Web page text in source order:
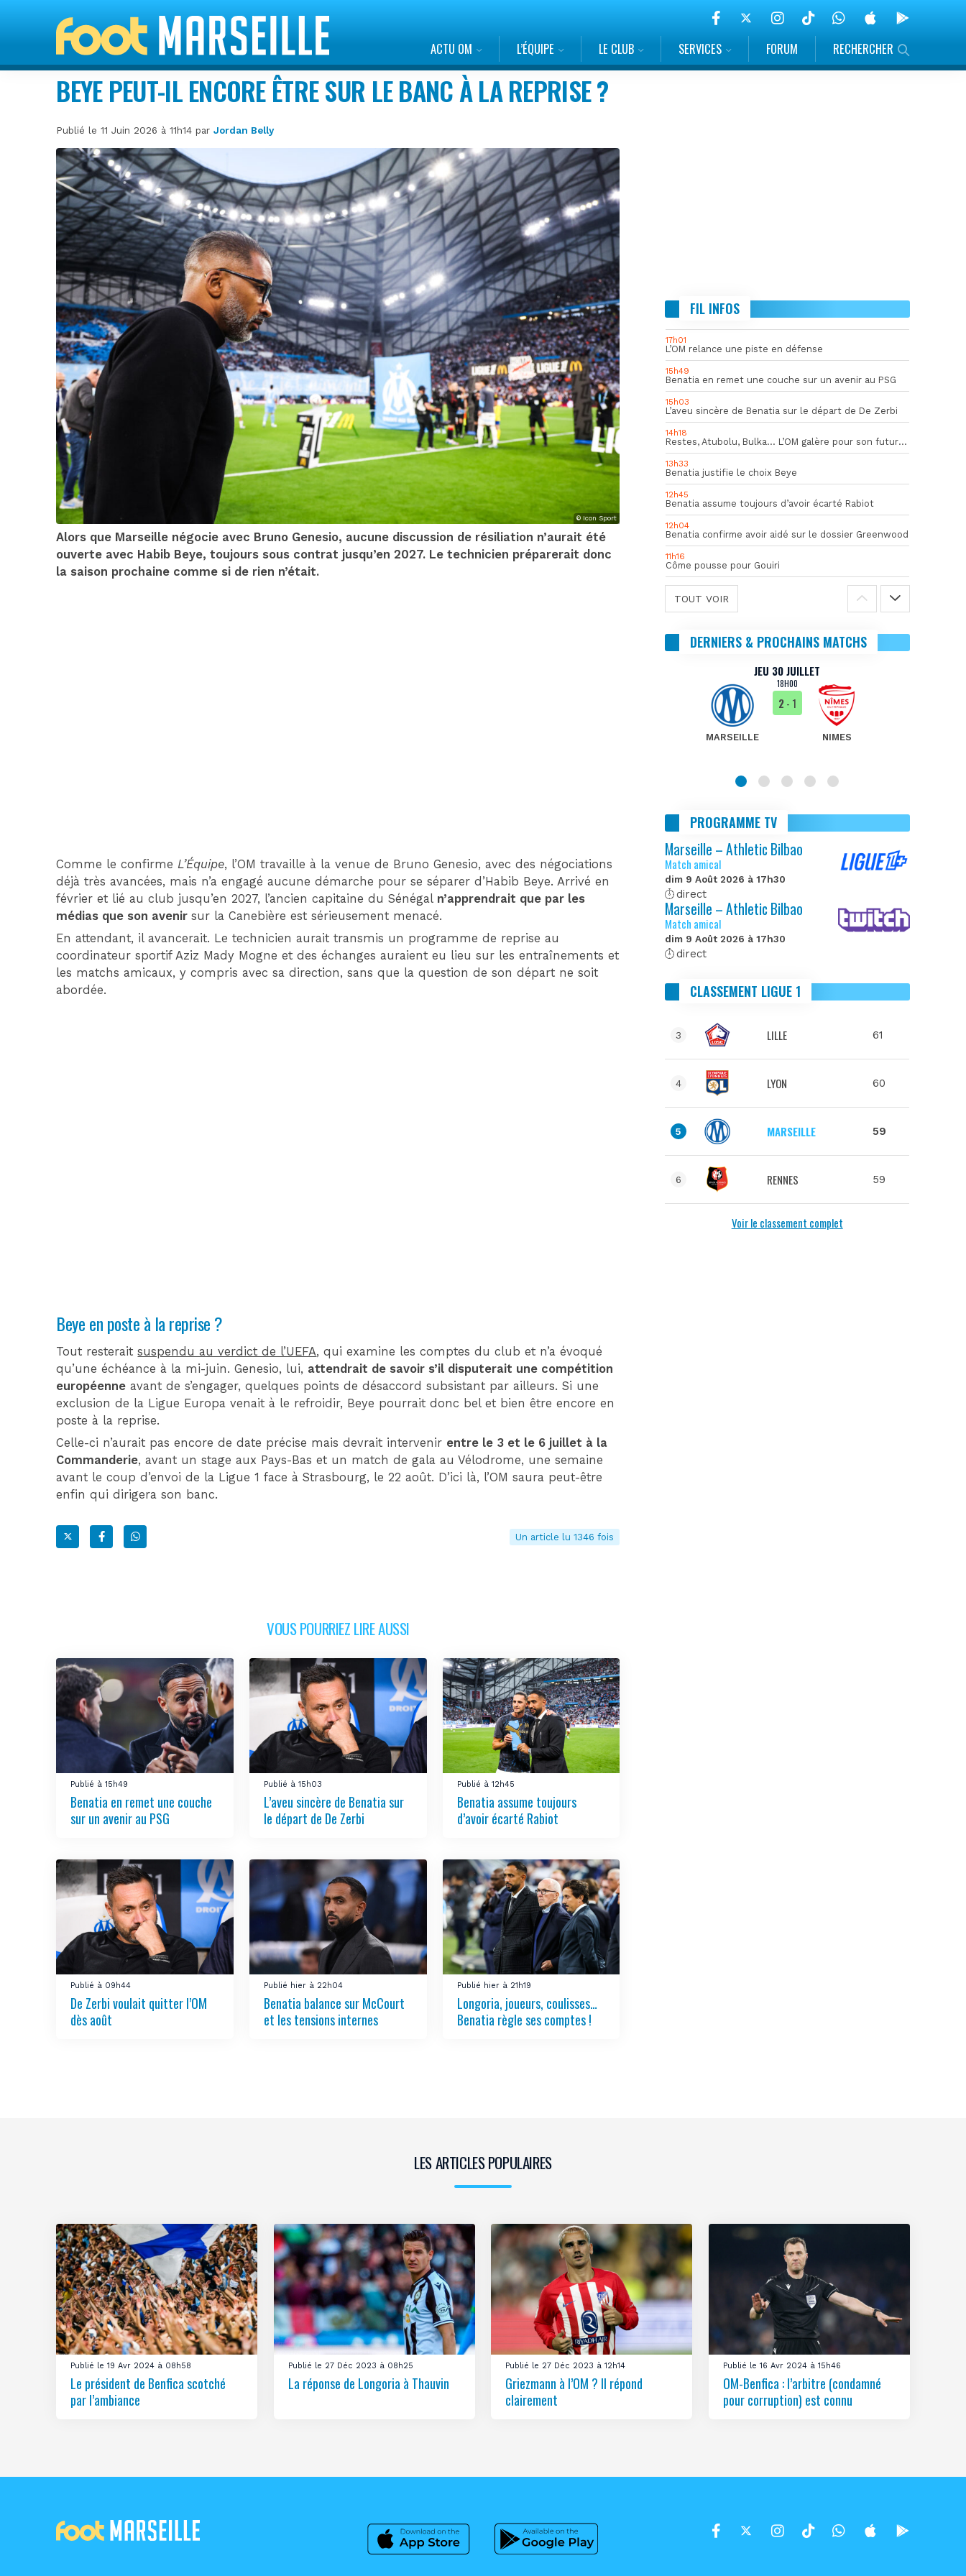
ACTU OM L’ÉQUIPE LE CLUB SERVICES FORUM RECHERCHER
BEYE PEUT-IL ENCORE ÊTRE SUR LE BANC À LA REPRISE ?
Publié le 11 Juin 2026 à 11h14 parJordan Belly
© Icon Sport
Alors que Marseille négocie avec Bruno Genesio, aucune discussion de résiliation n’aurait été
ouverte avec Habib Beye, toujours sous contrat jusqu’en 2027. Le technicien préparerait donc
la saison prochaine comme si de rien n’était.
Comme le confirme L’Équipe, l’OM travaille à la venue de Bruno Genesio, avec des négociations
déjà très avancées, mais n’a engagé aucune démarche pour se séparer d’Habib Beye. Arrivé en
février et lié au club jusqu’en 2027, l’ancien capitaine du Sénégal n’apprendrait que par les
médias que son avenirsur la Canebière est sérieusement menacé.
En attendant, il avancerait. Le technicien aurait transmis un programme de reprise au
coordinateur sportif Aziz Mady Mogne et des échanges auraient eu lieu sur les entraînements et
les matchs amicaux, y compris avec sa direction, sans que la question de son départ ne soit
abordée.
Beye en poste à la reprise ?
Tout resteraitsuspendu au verdict de l’UEFA, qui examine les comptes du club et n’a évoqué
qu’une échéance à la mi-juin. Genesio, lui, attendrait de savoir s’il disputerait une compétition
européenne avant de s’engager, quelques points de désaccord subsistant par ailleurs. Si une
exclusion de la Ligue Europa venait à le refroidir, Beye pourrait donc bel et bien être encore en
poste à la reprise.
Celle-ci n’aurait pas encore de date précise mais devrait intervenir entre le 3 et le 6 juillet à la
Commanderie, avant un stage aux Pays-Bas et un match de gala au Vélodrome, une semaine
avant le coup d’envoi de la Ligue 1 face à Strasbourg, le 22 août. D’ici là, l’OM saura peut-être
enfin qui dirigera son banc.
Un article lu 1346 fois
VOUS POURRIEZ LIRE AUSSI
Publié à 15h49
Benatia en remet une couche
sur un avenir au PSG
Publié à 15h03
L’aveu sincère de Benatia sur
le départ de De Zerbi
Publié à 12h45
Benatia assume toujours
d’avoir écarté Rabiot
Publié à 09h44
De Zerbi voulait quitter l’OM
dès août
Publié hier à 22h04
Benatia balance sur McCourt
et les tensions internes
Publié hier à 21h19
Longoria, joueurs, coulisses…
Benatia règle ses comptes !
FIL INFOS
17h01
L’OM relance une piste en défense
15h49
Benatia en remet une couche sur un avenir au PSG
15h03
L’aveu sincère de Benatia sur le départ de De Zerbi
14h18
Restes, Atubolu, Bulka… L’OM galère pour son futur gardien numéro 1
13h33
Benatia justifie le choix Beye
12h45
Benatia assume toujours d’avoir écarté Rabiot
12h04
Benatia confirme avoir aidé sur le dossier Greenwood
11h16
Côme pousse pour Gouiri
TOUT VOIR
DERNIERS & PROCHAINS MATCHS
JEU 30 JUILLET
18H00
MARSEILLE
2- 1
NIMES
PROGRAMME TV
Marseille – Athletic Bilbao
Match amical
dim 9 Août 2026 à 17h30
direct
Marseille – Athletic Bilbao
Match amical
dim 9 Août 2026 à 17h30
direct
CLASSEMENT LIGUE 1
3 LILLE 61
4 LYON 60
5 MARSEILLE 59
6 RENNES 59
Voir le classement complet
LES ARTICLES POPULAIRES
Publié le 19 Avr 2024 à 08h58
Le président de Benfica scotché
par l’ambiance
Publié le 27 Déc 2023 à 08h25
La réponse de Longoria à Thauvin
Publié le 27 Déc 2023 à 12h14
Griezmann à l’OM ? Il répond
clairement
Publié le 16 Avr 2024 à 15h46
OM-Benfica : l’arbitre (condamné
pour corruption) est connu